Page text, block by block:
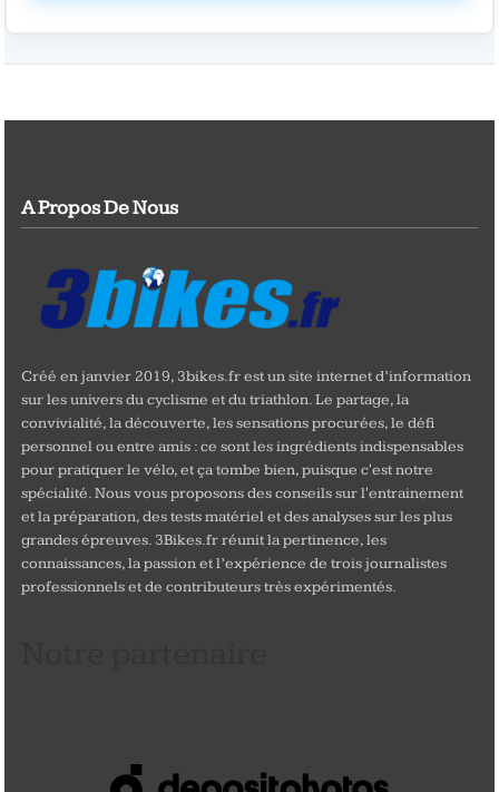
A Propos De Nous
Créé en janvier 2019, 3bikes.fr est un site internet d’information
sur les univers du cyclisme et du triathlon. Le partage, la
convivialité, la découverte, les sensations procurées, le défi
personnel ou entre amis : ce sont les ingrédients indispensables
pour pratiquer le vélo, et ça tombe bien, puisque c'est notre
spécialité. Nous vous proposons des conseils sur l'entrainement
et la préparation, des tests matériel et des analyses sur les plus
grandes épreuves. 3Bikes.fr réunit la pertinence, les
connaissances, la passion et l’expérience de trois journalistes
professionnels et de contributeurs très expérimentés.